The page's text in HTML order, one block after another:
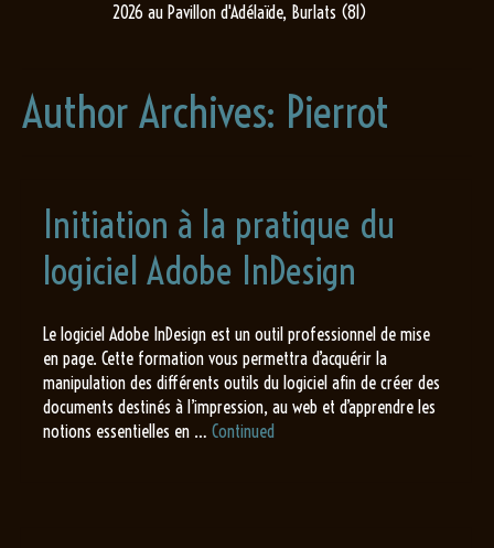
2026 au Pavillon d'Adélaïde, Burlats (81)
Author Archives: Pierrot
Initiation à la pratique du
logiciel Adobe InDesign
Le logiciel Adobe InDesign est un outil professionnel de mise
en page. Cette formation vous permettra d’acquérir la
manipulation des différents outils du logiciel afin de créer des
documents destinés à l’impression, au web et d’apprendre les
notions essentielles en … Continued